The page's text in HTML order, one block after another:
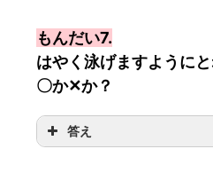
もんだい7.
はやく泳げますように
〇か✕か？
答え